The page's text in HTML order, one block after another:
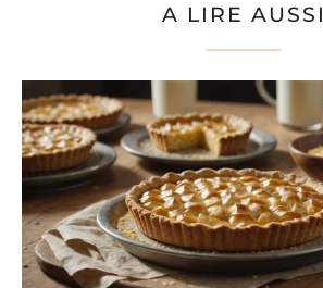
A LIRE AUSSI